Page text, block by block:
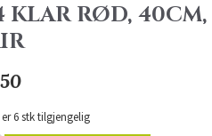
KLAR RØD,
6 stk tilgjengelig